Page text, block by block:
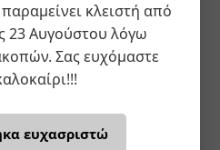
κλειστή από
23 Αυγούστου λόγω
Σας ευχόμαστε
ευχασριστώ